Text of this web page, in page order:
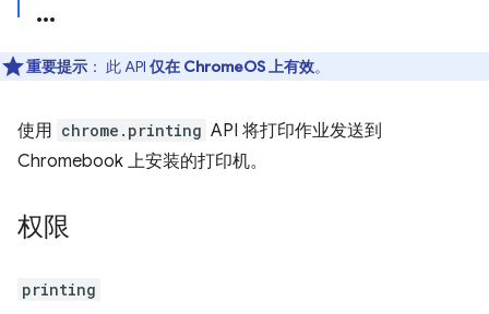
重要提示 ： 此 API 仅在 ChromeOS 上有效。
使用 chrome.printing API 将打印作业发送到
Chromebook 上安装的打印机。
权限
printing